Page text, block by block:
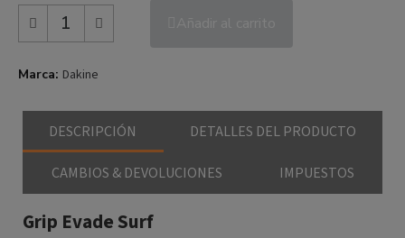
Marca Dakine
DESCRIPCIÓN DETALLES DEL PRODUCTO
CAMBIOS & DEVOLUCIONES IMPUESTOS
Grip Evade Surf